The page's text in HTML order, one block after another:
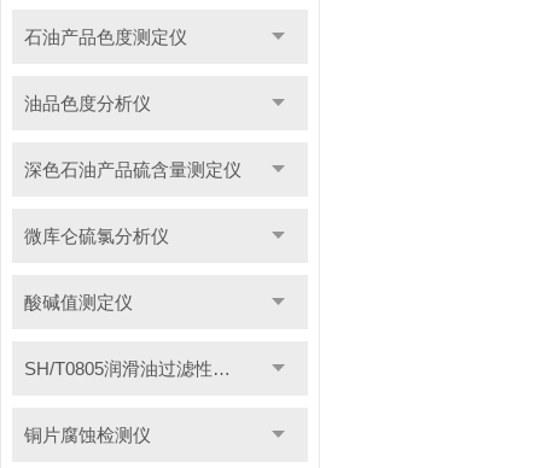
石油产品色度测定仪
油品色度分析仪
深色石油产品硫含量测定仪
微库仑硫氯分析仪
酸碱值测定仪
SH/T0805润滑油过滤性测定仪
铜片腐蚀检测仪